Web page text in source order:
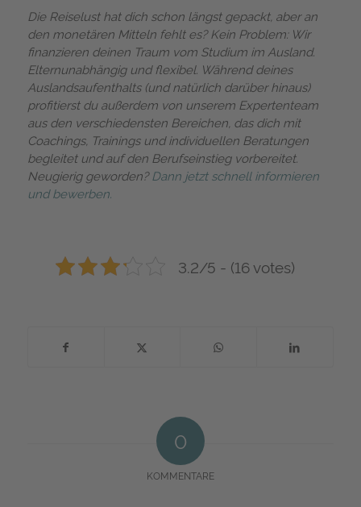
Die Reiselust hat dich schon längst gepackt, aber an
den monetären Mitteln fehlt es? Kein Problem: Wir
finanzieren deinen Traum vom Studium im Ausland.
Elternunabhängig und flexibel. Während deines
Auslandsaufenthalts (und natürlich darüber hinaus)
profitierst du außerdem von unserem Expertenteam
aus den verschiedensten Bereichen, das dich mit
Coachings, Trainings und individuellen Beratungen
begleitet und auf den Berufseinstieg vorbereitet.
Neugierig geworden?Dann jetzt schnell informieren
und bewerben.
3.2/5 - (16 votes)
0
KOMMENTARE